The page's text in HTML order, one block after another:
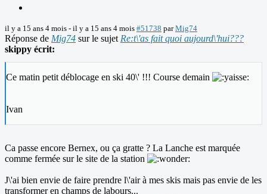
il y a 15 ans 4 mois - il y a 15 ans 4 mois #51738 parMig74
Réponse de Mig74 sur le sujet Re:t\'as fait quoi aujourd\'hui???
skippy écrit:
Ce matin petit déblocage en ski 40\' !!! Course demain
Ivan
Ca passe encore Bernex, ou ça gratte ? La Lanche est marquée
comme fermée sur le site de la station
J\'ai bien envie de faire prendre l\'air à mes skis mais pas envie de les
transformer en champs de labours...